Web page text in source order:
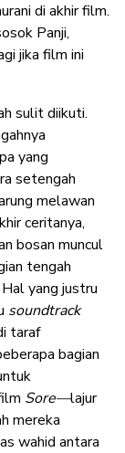
di akhir film.
Panji,
jika film ini
sulit diikuti.
yang
setengah
melawan
ceritanya,
bosan muncul
tengah
yang justru
soundtrack
taraf
bagian
Sore—lajur
mereka
wahid antara